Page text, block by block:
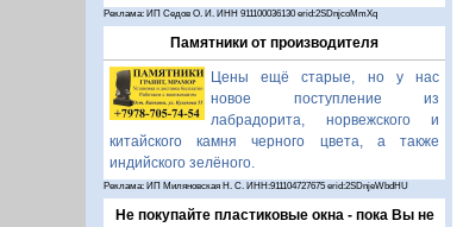
Реклама: ИП Седов О. И. ИНН 911100036130 erid:2SDnjcoMmXq
Памятники от производителя
Цены ещё старые, но у нас
новое поступление из
лабрадорита, норвежского и
китайского камня черного цвета, а также
индийского зелёного.
Реклама: ИП Миляновская Н. С. ИНН:911104727675 erid:2SDnjeWbdHU
Не покупайте пластиковые окна - пока Вы не